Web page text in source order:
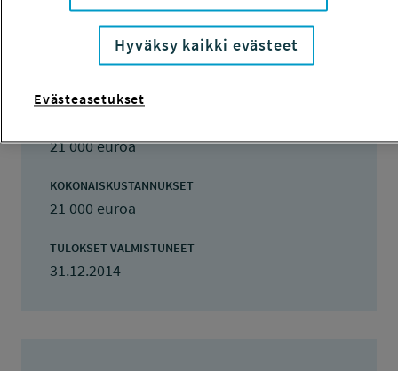
TOTEUTUSAIKA
1.1.2014 - 31.12.2014
TYÖSUOJELURAHASTON PÄÄTÖS
21 000 euroa
KOKONAISKUSTANNUKSET
21 000 euroa
TULOKSET VALMISTUNEET
31.12.2014
Hyväksy kaikki evästeet
Evästeasetukset